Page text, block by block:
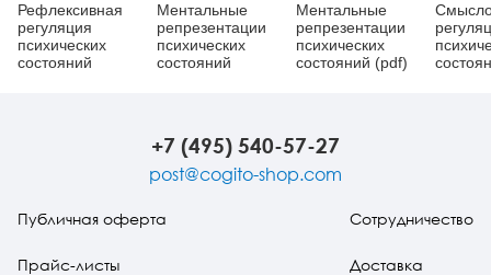
Рефлексивная
регуляция
психических
состояний
Ментальные
репрезентации
психических
состояний
Ментальные
репрезентации
психических
состояний (pdf)
+7 (495) 540-57-27
post@cogito-shop.com
Публичная оферта
Прайс-листы
Сотрудничество
Доставка